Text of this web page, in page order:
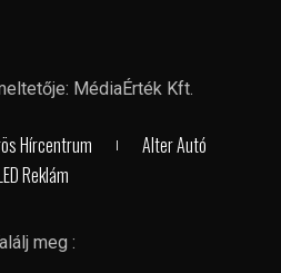
MédiaÉrték Kft.
Hírcentrum
Alter Autó
Reklám
meg :